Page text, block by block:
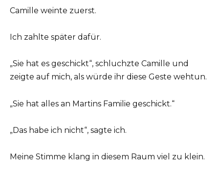
Camille weinte zuerst.
Ich zahlte später dafür.
„Sie hat es geschickt“, schluchzte Camille und
zeigte auf mich, als würde ihr diese Geste wehtun.
„Sie hat alles an Martins Familie geschickt.“
„Das habe ich nicht“, sagte ich.
Meine Stimme klang in diesem Raum viel zu klein.